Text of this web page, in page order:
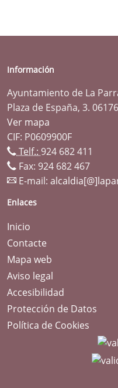
Información
Ayuntamiento de La
Plaza de España, 3.
Ver mapa
CIF: P0609900F
Telf.: 924 682 411
Fax: 924 682 467
E-mail:
Enlaces
Inicio
Contacte
Mapa web
Aviso legal
Accesibilidad
Protección de Datos
Política de Cookies